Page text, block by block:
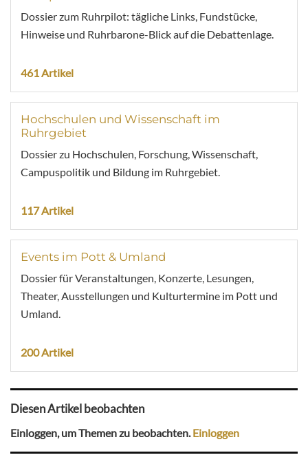
Dossier zum Ruhrpilot: tägliche Links, Fundstücke,
Hinweise und Ruhrbarone-Blick auf die Debattenlage.
461 Artikel
Hochschulen und Wissenschaft im
Ruhrgebiet
Dossier zu Hochschulen, Forschung, Wissenschaft,
Campuspolitik und Bildung im Ruhrgebiet.
117 Artikel
Events im Pott & Umland
Dossier für Veranstaltungen, Konzerte, Lesungen,
Theater, Ausstellungen und Kulturtermine im Pott und
Umland.
200 Artikel
Diesen Artikel beobachten
Einloggen, um Themen zu beobachten.Einloggen